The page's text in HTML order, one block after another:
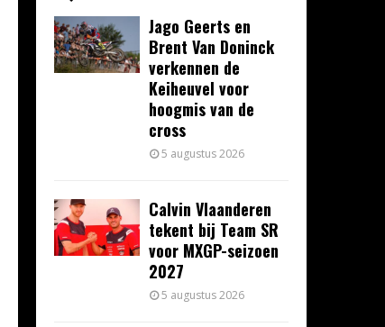
Jago Geerts en
Brent Van Doninck
verkennen de
Keiheuvel voor
hoogmis van de
cross
5 augustus 2026
Calvin Vlaanderen
tekent bij Team SR
voor MXGP-seizoen
2027
5 augustus 2026